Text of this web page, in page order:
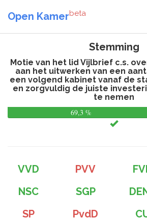
Open Kamerbeta
Stemming
Motie van het lid Vijlbrief c.s.
aan het uitwerken van een
een volgend kabinet vanaf de
en zorgvuldig de juiste
te nemen
69,3 %
VVD PVV
NSC
SGP
SP
PvdD